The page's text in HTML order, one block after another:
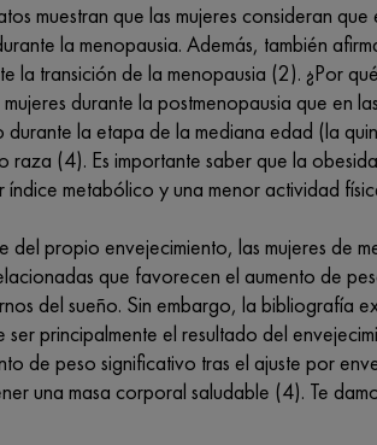
muestran que las mujeres consideran
la menopausia. Además, también
la transición de la menopausia (2). ¿Por
mujeres durante la postmenopausia que en
durante la etapa de la mediana edad (la
raza (4). Es importante saber que la
índice metabólico y una menor actividad
del propio envejecimiento, las mujeres de
que favorecen el aumento de
del sueño. Sin embargo, la bibliografía
ser principalmente el resultado del
de peso significativo tras el ajuste por
una masa corporal saludable (4). Te